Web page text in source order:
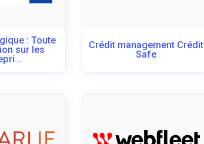
: Toute
sur les
Crédit management Crédit
Safe